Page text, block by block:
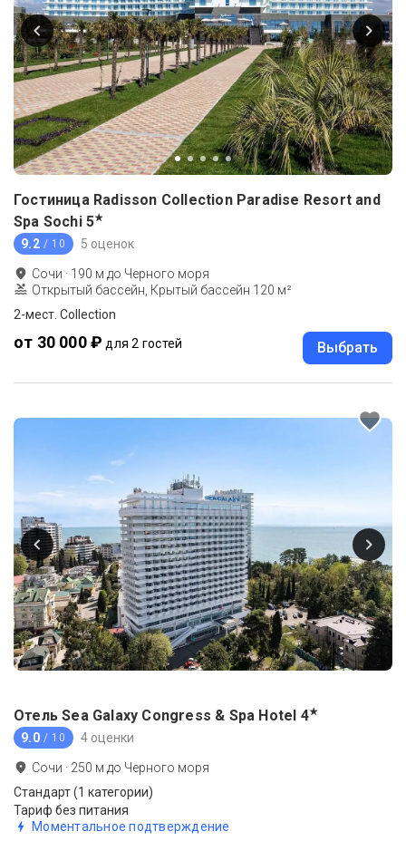
Гостиница Radisson Collection Paradise Resort and
Spa Sochi 5★
9.2 / 10 5 оценок
Сочи · 190 м до Черного моря
Открытый бассейн, Крытый бассейн 120 м²
2-мест. Collection
от 30 000 ₽ для 2 гостей Выбрать
Отель Sea Galaxy Congress & Spa Hotel 4★
9.0 / 10 4 оценки
Сочи · 250 м до Черного моря
Стандарт (1 категории)
Тариф без питания
Моментальное подтверждение